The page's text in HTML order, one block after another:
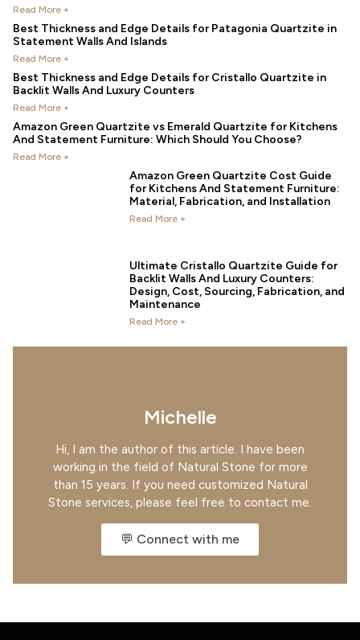
Read More +
Best Thickness and Edge Details for Patagonia Quartzite in
Statement Walls And Islands
Read More +
Best Thickness and Edge Details for Cristallo Quartzite in
Backlit Walls And Luxury Counters
Read More +
Amazon Green Quartzite vs Emerald Quartzite for Kitchens
And Statement Furniture: Which Should You Choose?
Read More +
Amazon Green Quartzite Cost Guide
for Kitchens And Statement Furniture:
Material, Fabrication, and Installation
Read More +
Ultimate Cristallo Quartzite Guide for
Backlit Walls And Luxury Counters:
Design, Cost, Sourcing, Fabrication, and
Maintenance
Read More +
Michelle
Hi, I am the author of this article. I have been
working in the field of Natural Stone for more
than 15 years. If you need customized Natural
Stone services, please feel free to contact me.
💬 Connect with me